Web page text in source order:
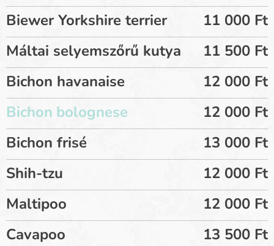
Biewer Yorkshire terrier
11 000 Ft
Máltai selyemszőrű kutya
11 500 Ft
Bichon havanaise
12 000 Ft
Bichon bolognese
12 000 Ft
Bichon frisé
13 000 Ft
Shih-tzu
12 000 Ft
Maltipoo
12 000 Ft
Cavapoo
13 500 Ft